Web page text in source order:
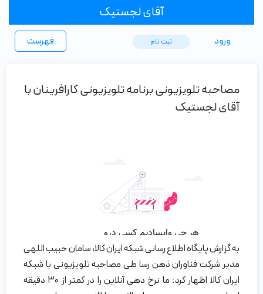
آقای لجستیک
فهرست ورود ثبت ‌نام
مصاحبه تلویزیونی برنامه تلویزیونی کارافرینان با
آقای لجستیک
به گزارش پایگاه اطلاع رسانی شبکه ایران کالا، سامان حبیب اللهی
مدیر شرکت فناوران ذهن رسا طی مصاحبه تلویزیونی با شبکه
ایران کالا اظهار کرد: ما نرخ دهی آنلاین را در کمتر از ۳۰ دقیقه